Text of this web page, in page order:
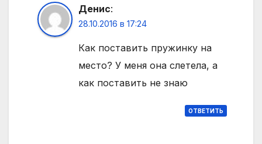
Денис:
28.10.2016 в 17:24
Как поставить пружинку на
место? У меня она слетела, а
как поставить не знаю
ОТВЕТИТЬ